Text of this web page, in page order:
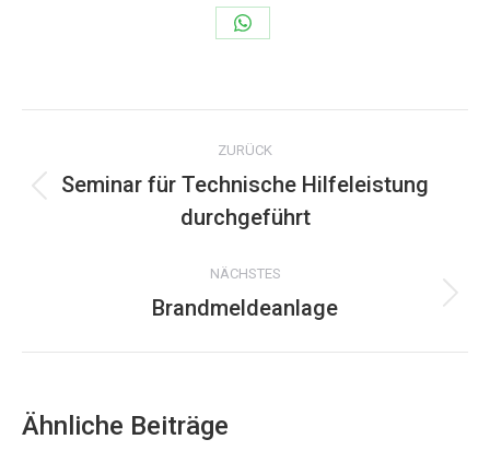
Share
WhatsApp
Kommentarnavigation
ZURÜCK
Beitrag:
Seminar für Technische Hilfeleistung
durchgeführt
NÄCHSTES
Nächster
Brandmeldeanlage
Ähnliche Beiträge